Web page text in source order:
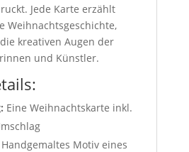
Jede Karte erzählt
Weihnachtsgeschichte,
kreativen Augen der
und Künstler.
Eine Weihnachtskarte inkl.
Handgemaltes Motiv eines